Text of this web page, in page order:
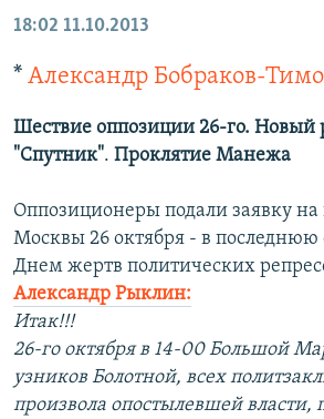
18:02 11.10.2013
* Александр Бобраков-
Шествие оппозиции 26-го. Новый
"Спутник". Проклятие Манежа
Оппозиционеры подали заявку на
Москвы 26 октября - в последнюю
Днем жертв политических
Александр Рыклин:
Итак!!!
26-го октября в 14-00 Большой
узников Болотной, всех
произвола опостылевшей власти,